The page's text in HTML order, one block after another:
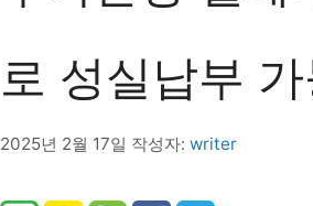
로 성실납부
2025년 2월 17일 작성자: writer